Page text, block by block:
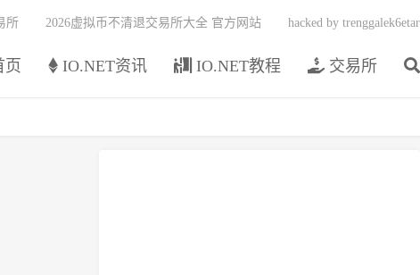
页 IO.NET资讯 IO.NET教程 交易所
所 2026虚拟币不清退交易所大全 官方网站 hacked by trenggalek6etar